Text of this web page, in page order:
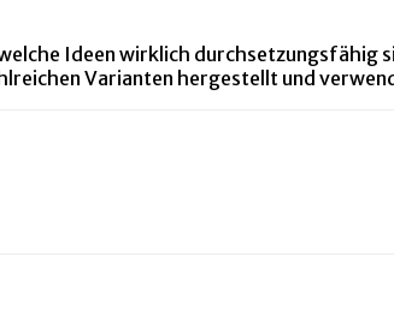
Ideen wirklich durchsetzungsfähig
Varianten hergestellt und